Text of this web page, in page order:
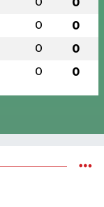
0 0
0 0
0 0
0 0